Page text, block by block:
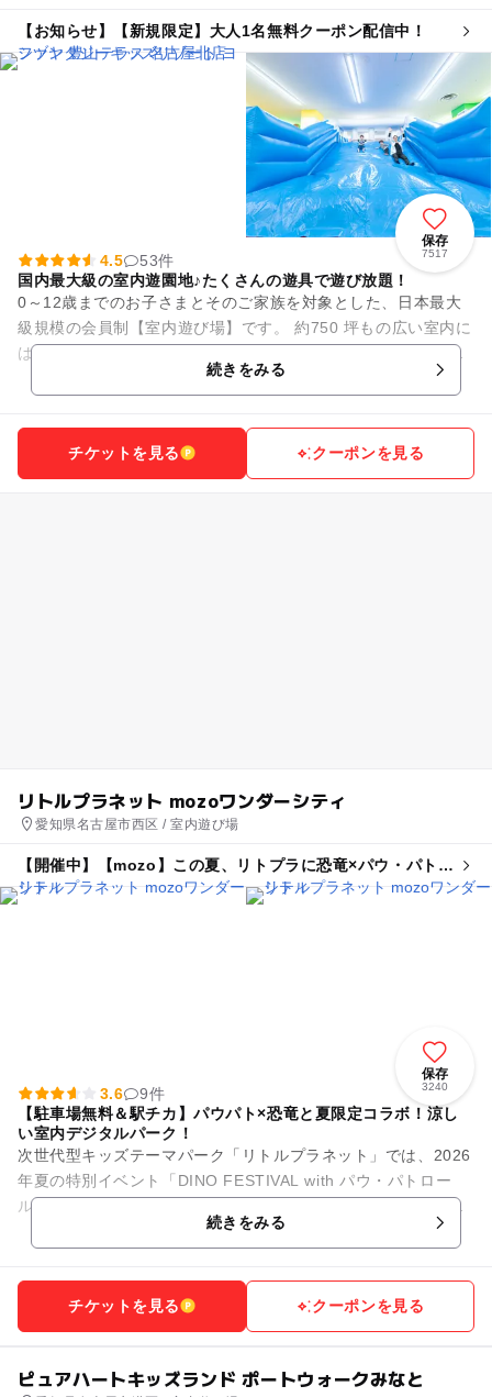
【お知らせ】【新規限定】大人1名無料クーポン配信中！
保存
7517
4.5
53件
国内最大級の室内遊園地♪たくさんの遊具で遊び放題！
0～12歳までのお子さまとそのご家族を対象とした、日本最大
級規模の会員制【室内遊び場】です。 約750 坪もの広い室内に
は、大人も一緒に遊べる滑り台などのふわふわ遊具や、さまざ
続きをみる
チケットを見る クーポンを見る
リトルプラネット mozoワンダーシティ
愛知県名古屋市西区 / 室内遊び場
【開催中】【mozo】この夏、リトプラに恐竜×パウ・パトロ
ールがやってくる!
保存
3240
3.6
9件
【駐車場無料＆駅チカ】パウパト×恐竜と夏限定コラボ！涼し
い室内デジタルパーク！
次世代型キッズテーマパーク「リトルプラネット」では、2026
年夏の特別イベント「DINO FESTIVAL with パウ・パトロー
ル」を開催中！映画公開を記念した、今しか楽しめない大迫力
続きをみる
チケットを見る クーポンを見る
ピュアハートキッズランド ポートウォークみなと